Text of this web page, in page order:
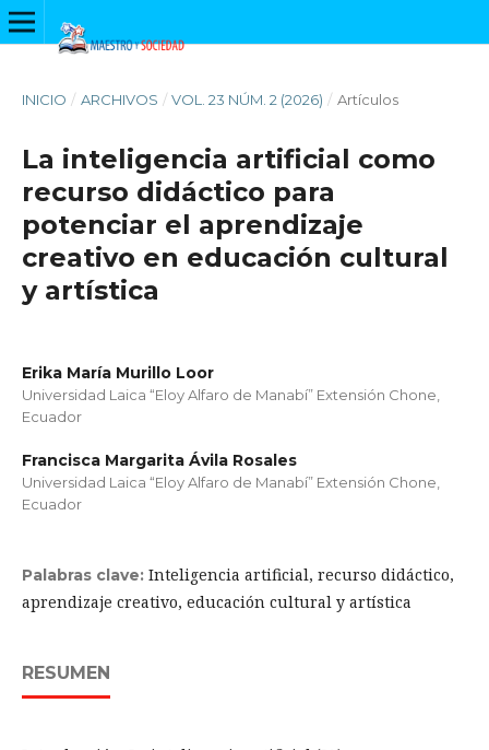
INICIO / ARCHIVOS / VOL. 23 NÚM. 2 (2026) / Artículos
La inteligencia artificial como
recurso didáctico para
potenciar el aprendizaje
creativo en educación cultural
y artística
Erika María Murillo Loor
Universidad Laica “Eloy Alfaro de Manabí” Extensión Chone,
Ecuador
Francisca Margarita Ávila Rosales
Universidad Laica “Eloy Alfaro de Manabí” Extensión Chone,
Ecuador
Palabras clave: Inteligencia artificial, recurso didáctico,
aprendizaje creativo, educación cultural y artística
RESUMEN